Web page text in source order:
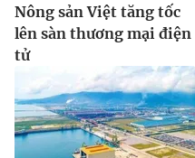
Nông sản Việt tăng tốc
lên sàn thương mại điện
tử